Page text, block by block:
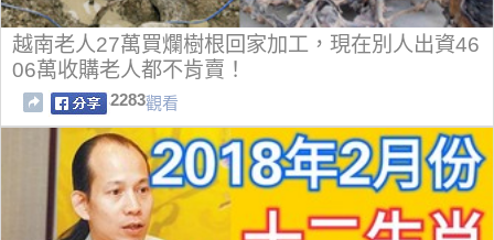
越南老人27萬買爛樹根回家加工，現在別人出資46
06萬收購老人都不肯賣！
2283觀看